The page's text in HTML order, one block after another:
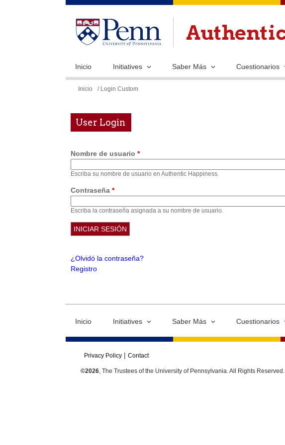
Inicio Initiatives Saber Más Cuestionarios
Se
usted
aquí
Inicio / Login Custom
User Login
Nombre de usuario *
Escriba su nombre de usuario en Authentic Happiness.
Contraseña *
Escriba la contraseña asignada a su nombre de usuario.
¿Olvidó la contraseña?
Registro
Inicio Initiatives Saber Más Cuestionarios
Privacy Policy Contact
©2026, The Trustees of the University of Pennsylvania. All Rights Reserved.